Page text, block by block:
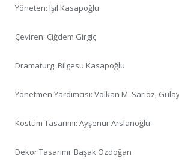
Yöneten: Işıl Kasapoğlu
Çeviren: Çiğdem Girgiç
Dramaturg: Bilgesu Kasapoğlu
Yönetmen Yardımcısı: Volkan M. Sarıöz,
Kostüm Tasarımı: Ayşenur Arslanoğlu
Dekor Tasarımı: Başak Özdoğan